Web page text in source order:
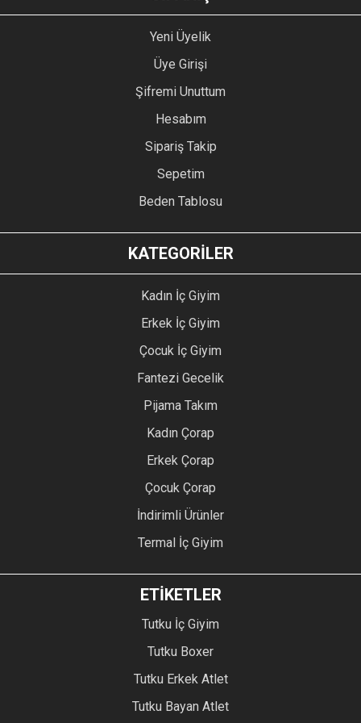
Yeni Üyelik
Üye Girişi
Şifremi Unuttum
Hesabım
Sipariş Takip
Sepetim
Beden Tablosu
KATEGORİLER
Kadın İç Giyim
Erkek İç Giyim
Çocuk İç Giyim
Fantezi Gecelik
Pijama Takım
Kadın Çorap
Erkek Çorap
Çocuk Çorap
İndirimli Ürünler
Termal İç Giyim
ETİKETLER
Tutku İç Giyim
Tutku Boxer
Tutku Erkek Atlet
Tutku Bayan Atlet